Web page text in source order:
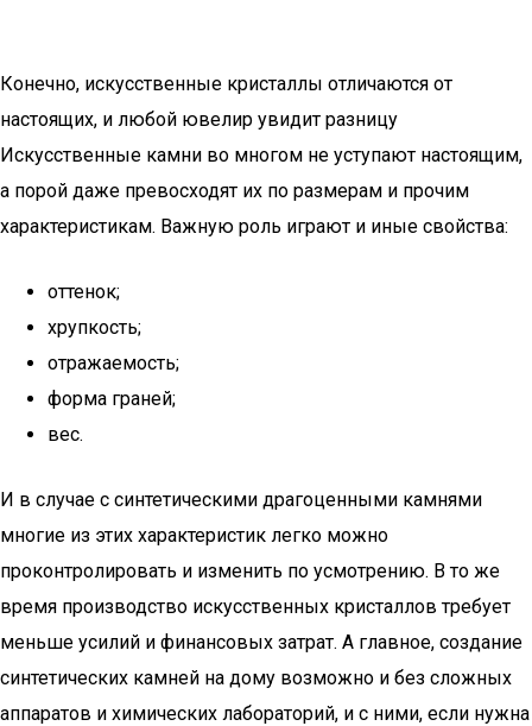
Конечно, искусственные кристаллы отличаются от
настоящих, и любой ювелир увидит разницу
Искусственные камни во многом не уступают настоящим,
а порой даже превосходят их по размерам и прочим
характеристикам. Важную роль играют и иные свойства:
оттенок;
хрупкость;
отражаемость;
форма граней;
вес.
И в случае с синтетическими драгоценными камнями
многие из этих характеристик легко можно
проконтролировать и изменить по усмотрению. В то же
время производство искусственных кристаллов требует
меньше усилий и финансовых затрат. А главное, создание
синтетических камней на дому возможно и без сложных
аппаратов и химических лабораторий, и с ними, если нужна